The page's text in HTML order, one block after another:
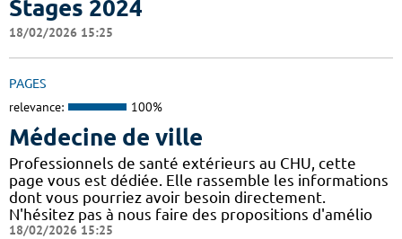
Stages 2024
18/02/2026 15:25
PAGES
relevance: 100%
Médecine de ville
Professionnels de santé extérieurs au CHU, cette
page vous est dédiée. Elle rassemble les informations
dont vous pourriez avoir besoin directement.
N'hésitez pas à nous faire des propositions d'amélio
18/02/2026 15:25